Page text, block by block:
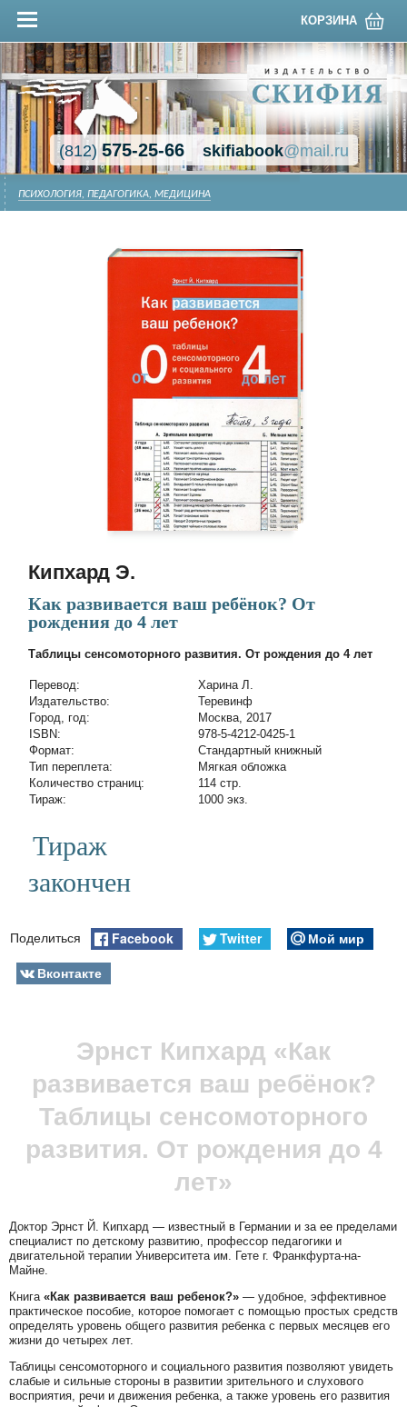
КОРЗИНА
(812)575-25-66 skifiabook@mail.ru
ПСИХОЛОГИЯ, ПЕДАГОГИКА, МЕДИЦИНА
Кипхард Э.
Как развивается ваш ребёнок? От
рождения до 4 лет
Таблицы сенсомоторного развития. От рождения до 4 лет
Перевод:
Харина Л.
Издательство:
Теревинф
Город, год:
Москва, 2017
ISBN:
978-5-4212-0425-1
Формат:
Стандартный книжный
Тип переплета:
Мягкая обложка
Количество страниц:
114 стр.
Тираж:
1000 экз.
Тираж
закончен
Поделиться Facebook Twitter
Мой мир
Вконтакте
Эрнст Кипхард «Как
развивается ваш ребёнок?
Таблицы сенсомоторного
развития. От рождения до 4
лет»
Доктор Эрнст Й. Кипхард — известный в Германии и за ее пределами
специалист по детскому развитию, профессор педагогики и
двигательной терапии Университета им. Гете г. Франкфурта-на-
Майне.
Книга «Как развивается ваш ребенок?» — удобное, эффективное
практическое пособие, которое помогает с помощью простых средств
определять уровень общего развития ребенка с первых месяцев его
жизни до четырех лет.
Таблицы сенсомоторного и социального развития позволяют увидеть
слабые и сильные стороны в развитии зрительного и слухового
восприятия, речи и движения ребенка, а также уровень его развития